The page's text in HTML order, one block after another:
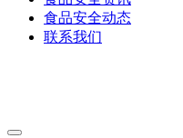
食品安全动态
联系我们